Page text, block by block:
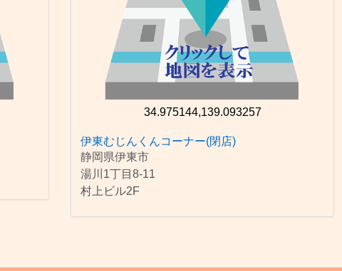
34.975144,139.093257
伊東むじんくんコーナー(閉店)
静岡県伊東市
湯川1丁目8-11
村上ビル2F